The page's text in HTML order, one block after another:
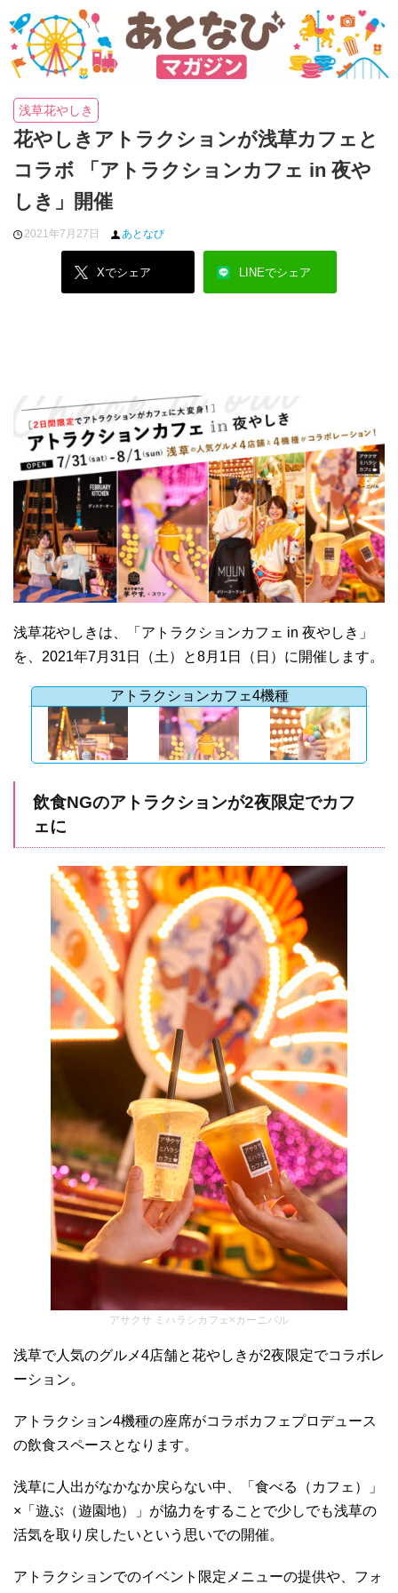
浅草花やしき
花やしきアトラクションが浅草カフェと
コラボ 「アトラクションカフェ in 夜や
しき」開催
2021年7月27日 あとなび
Xでシェア LINEでシェア
浅草花やしきは、「アトラクションカフェ in 夜やしき」
を、2021年7月31日（土）と8月1日（日）に開催します。
アトラクションカフェ4機種
飲食NGのアトラクションが2夜限定でカフ
ェに
アサクサ ミハラシカフェ×カーニバル
浅草で人気のグルメ4店舗と花やしきが2夜限定でコラボレ
ーション。
アトラクション4機種の座席がコラボカフェプロデュース
の飲食スペースとなります。
浅草に人出がなかなか戻らない中、「食べる（カフェ）」
×「遊ぶ（遊園地）」が協力をすることで少しでも浅草の
活気を取り戻したいという思いでの開催。
アトラクションでのイベント限定メニューの提供や、フォ